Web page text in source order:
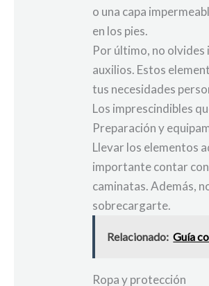
o una capa
en los pies.
Por último, no olvides
auxilios. Estos
tus necesidades
Los imprescindibles
Preparación y
Llevar los elementos
importante contar
caminatas. Además,
sobrecargarte.
Relacionado: Guía
Ropa y protección